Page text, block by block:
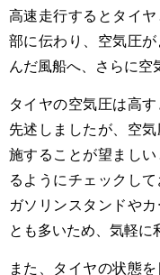
高速走行するとタイ
部に伝わり、空気圧
んだ風船へ、さらに空
タイヤの空気圧は高
先述しましたが、空
施することが望まし
るようにチェックし
ガソリンスタンドや
とも多いため、気軽に
また、タイヤの状態